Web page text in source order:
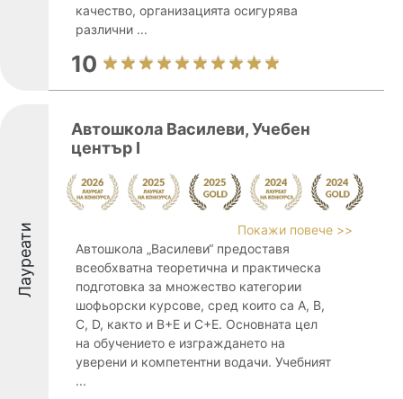
качество, организацията осигурява
различни ...
10
Лауреати
Автошкола Василеви, Учебен
център I
Покажи повече >>
Автошкола „Василеви“ предоставя
всеобхватна теоретична и практическа
подготовка за множество категории
шофьорски курсове, сред които са A, B,
C, D, както и B+E и C+E. Основната цел
на обучението е изграждането на
уверени и компетентни водачи. Учебният
...